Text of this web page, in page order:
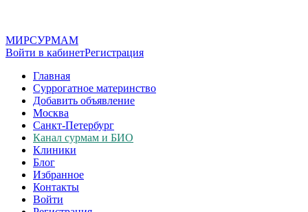
МИРСУРМАМ
Войти в кабинетРегистрация
Главная
Суррогатное материнство
Добавить объявление
Москва
Санкт-Петербург
Канал сурмам и БИО
Клиники
Блог
Избранное
Контакты
Войти